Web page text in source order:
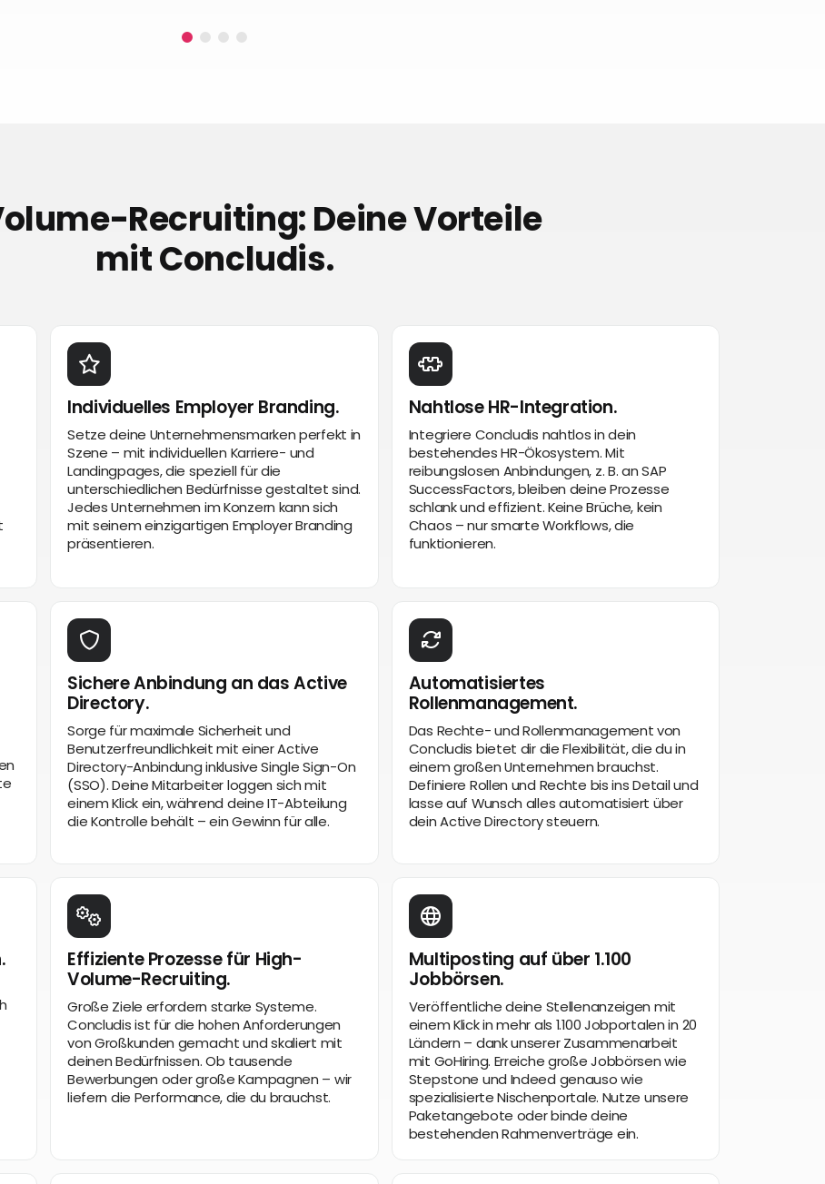
Recruiting: Deine Vorteile
mit Concludis.
Individuelles Employer Branding.
Setze deine Unternehmensmarken perfekt in
Szene – mit individuellen Karriere- und
Landingpages, die speziell für die
unterschiedlichen Bedürfnisse gestaltet sind.
Jedes Unternehmen im Konzern kann sich
mit seinem einzigartigen Employer Branding
präsentieren.
Nahtlose HR-Integration.
Integriere Concludis nahtlos in dein
bestehendes HR-Ökosystem. Mit
reibungslosen Anbindungen, z. B. an SAP
SuccessFactors, bleiben deine Prozesse
schlank und effizient. Keine Brüche, kein
Chaos – nur smarte Workflows, die
funktionieren.
Sichere Anbindung an das Active
Directory.
Sorge für maximale Sicherheit und
Benutzerfreundlichkeit mit einer Active
Directory-Anbindung inklusive Single Sign-On
(SSO). Deine Mitarbeiter loggen sich mit
einem Klick ein, während deine IT-Abteilung
die Kontrolle behält – ein Gewinn für alle.
Automatisiertes
Rollenmanagement.
Das Rechte- und Rollenmanagement von
Concludis bietet dir die Flexibilität, die du in
einem großen Unternehmen brauchst.
Definiere Rollen und Rechte bis ins Detail und
lasse auf Wunsch alles automatisiert über
dein Active Directory steuern.
Effiziente Prozesse für High-
Volume-Recruiting.
Große Ziele erfordern starke Systeme.
Concludis ist für die hohen Anforderungen
von Großkunden gemacht und skaliert mit
deinen Bedürfnissen. Ob tausende
Bewerbungen oder große Kampagnen – wir
liefern die Performance, die du brauchst.
Multiposting auf über 1.100
Jobbörsen.
Veröffentliche deine Stellenanzeigen mit
einem Klick in mehr als 1.100 Jobportalen in 20
Ländern – dank unserer Zusammenarbeit
mit GoHiring. Erreiche große Jobbörsen wie
Stepstone und Indeed genauso wie
spezialisierte Nischenportale. Nutze unsere
Paketangebote oder binde deine
bestehenden Rahmenverträge ein.